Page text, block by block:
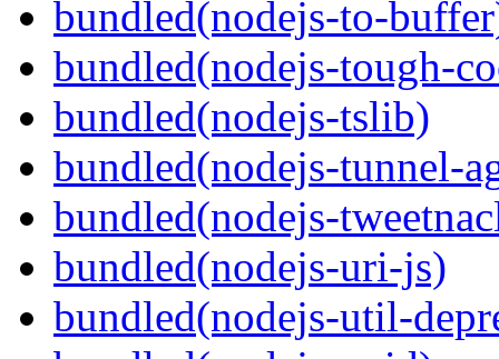
bundled(nodejs-to-
bundled(nodejs-tough-
bundled(nodejs-tslib)
bundled(nodejs-tunnel-
bundled(nodejs-
bundled(nodejs-uri-js)
bundled(nodejs-util-